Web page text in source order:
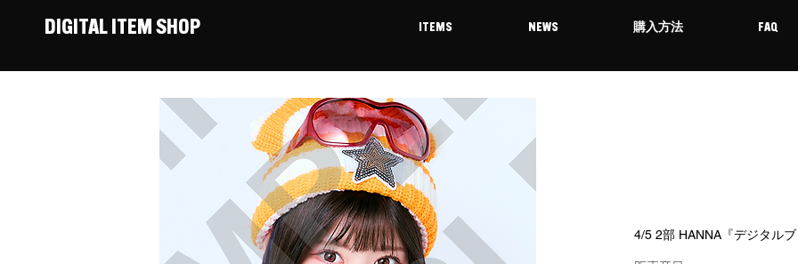
DIGITAL ITEM SHOP ITEMS NEWS 購入方法 FAQ
4/5 2部 HANNA『デジタル